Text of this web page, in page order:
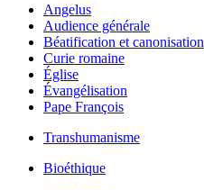
Angelus
Audience générale
Béatification et canonisation
Curie romaine
Église
Évangélisation
Pape François
Transhumanisme
Bioéthique